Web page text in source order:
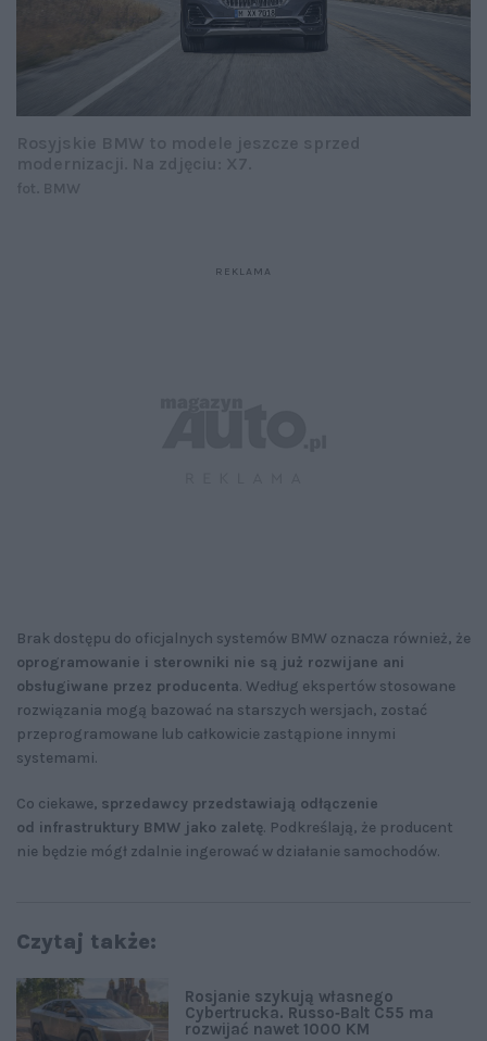
Brak dostępu do oficjalnych systemów BMW oznacza również, że
oprogramowanie i sterowniki nie są już rozwijane ani
obsługiwane przez producenta. Według ekspertów stosowane
rozwiązania mogą bazować na starszych wersjach, zostać
przeprogramowane lub całkowicie zastąpione innymi
systemami.
Co ciekawe, sprzedawcy przedstawiają odłączenie
od infrastruktury BMW jako zaletę. Podkreślają, że producent
nie będzie mógł zdalnie ingerować w działanie samochodów.
Czytaj także:
Rosjanie szykują własnego
Cybertrucka. Russo‑Balt C55 ma
rozwijać nawet 1000 KM